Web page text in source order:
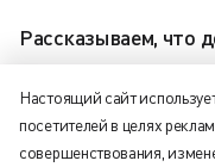
Рассказываем, что
сортировку
соответствию
возможность
Настоящий сайт
посетителей в целях
совершенствования,